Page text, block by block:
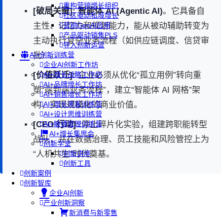
重构营销增长组织
社区驱动私域增长
营销GenAI应用
产品驱动销售PLS
导入创新运营
AI+创新训练营
企业AI创新工作坊
AI+增长战略工作坊
AI+品牌增长工作坊
AI+销售增长工作坊
AI+增长黑客训练营
AI+设计思维训练营
AI+敏捷管理训练营
AI+增长集思会
创新学堂
创新讲座
创新工具
创新案例
创新智库
企业AI创新
产业创新洞察
新消费与新零售
[破局关键]: 智能体 AI (Agentic AI)。它具备自
主性、记忆力和规划能力，能从被动辅助转变为
主动执行复杂业务流程（如供应链调度、信贷审
批）。
[价值跃迁]:企业必须从优化“孤立用例”转向重
塑“端到端业务流程”，建立“智能体 AI 网格”架
构，实现规模化的商业价值。
[CEO 行动]:停止碎片化实验，组建跨职能转型
战队，并在数据治理、员工技能和风险管控上为
“人机共生”时代奠基。